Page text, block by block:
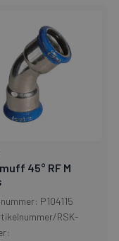
45° RF M
P104115
RSK-